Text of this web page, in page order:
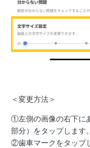
＜変更方法＞
①左側の画像の右下に
部分）をタップします。
②歯車マークをタップ